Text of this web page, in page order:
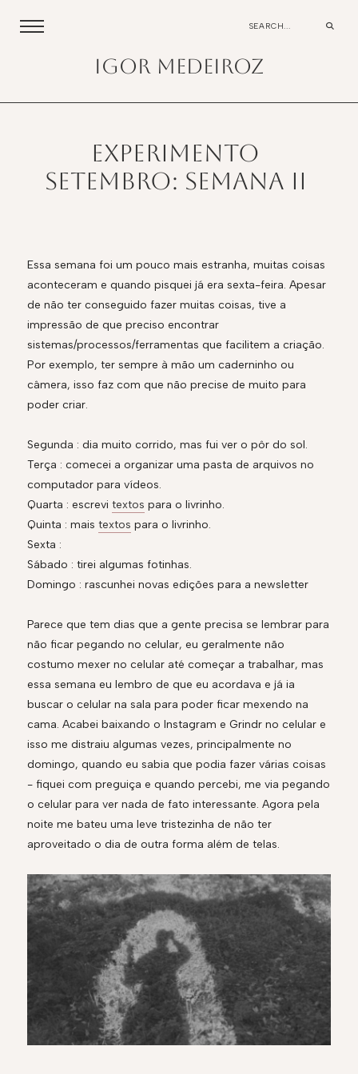
igor medeiroz
Experimento
Setembro: Semana II
Essa semana foi um pouco mais estranha, muitas coisas
aconteceram e quando pisquei já era sexta-feira. Apesar
de não ter conseguido fazer muitas coisas, tive a
impressão de que preciso encontrar
sistemas/processos/ferramentas que facilitem a criação.
Por exemplo, ter sempre à mão um caderninho ou
câmera, isso faz com que não precise de muito para
poder criar.
Segunda : dia muito corrido, mas fui ver o pôr do sol.
Terça : comecei a organizar uma pasta de arquivos no
computador para vídeos.
Quarta : escrevi textos para o livrinho.
Quinta : mais textos para o livrinho.
Sexta :
Sábado : tirei algumas fotinhas.
Domingo : rascunhei novas edições para a newsletter
Parece que tem dias que a gente precisa se lembrar para
não ficar pegando no celular, eu geralmente não
costumo mexer no celular até começar a trabalhar, mas
essa semana eu lembro de que eu acordava e já ia
buscar o celular na sala para poder ficar mexendo na
cama. Acabei baixando o Instagram e Grindr no celular e
isso me distraiu algumas vezes, principalmente no
domingo, quando eu sabia que podia fazer várias coisas
- fiquei com preguiça e quando percebi, me via pegando
o celular para ver nada de fato interessante. Agora pela
noite me bateu uma leve tristezinha de não ter
aproveitado o dia de outra forma além de telas.